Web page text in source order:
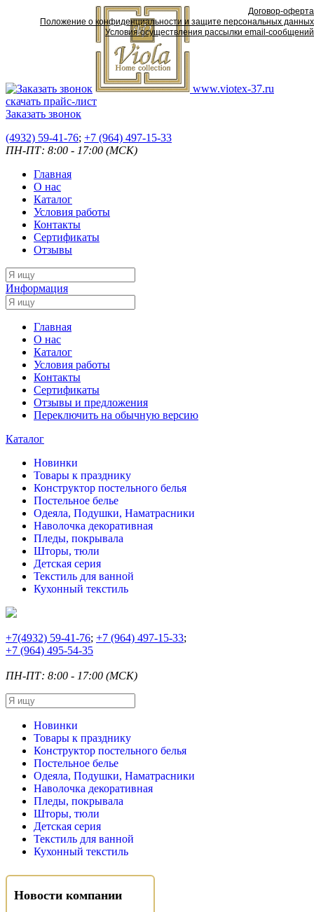
www.viotex-37.ru
скачать прайс-лист
Заказать звонок
(4932) 59-41-76; +7 (964) 497-15-33
ПН-ПТ: 8:00 - 17:00 (МСК)
Главная
О нас
Каталог
Условия работы
Контакты
Сертификаты
Отзывы
Информация
Главная
О нас
Каталог
Условия работы
Контакты
Сертификаты
Отзывы и предложения
Переключить на обычную версию
Каталог
Новинки
Товары к празднику
Конструктор постельного белья
Постельное белье
Одеяла, Подушки, Наматрасники
Наволочка декоративная
Пледы, покрывала
Шторы, тюли
Детская серия
Текстиль для ванной
Кухонный текстиль
+7(4932) 59-41-76; +7 (964) 497-15-33;
+7 (964) 495-54-35
ПН-ПТ: 8:00 - 17:00 (МСК)
Новинки
Товары к празднику
Конструктор постельного белья
Постельное белье
Одеяла, Подушки, Наматрасники
Наволочка декоративная
Пледы, покрывала
Шторы, тюли
Детская серия
Текстиль для ванной
Кухонный текстиль
Новости компании
Договор-оферта
Положение о конфиденциальности и защите персональных данных
Условия осуществления рассылки email-сообщений